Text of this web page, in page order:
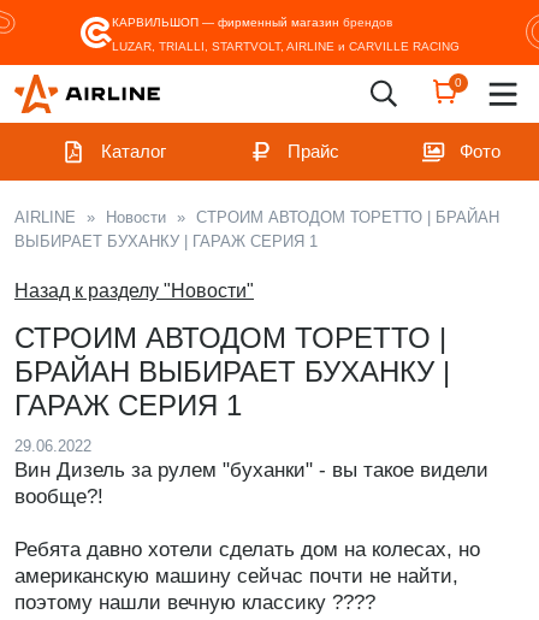
КАРВИЛЬШОП — фирменный магазин брендов
LUZAR, TRIALLI, STARTVOLT, AIRLINE и CARVILLE RACING
0
Каталог Прайс Фото
AIRLINE » Новости » СТРОИМ АВТОДОМ ТОРЕТТО | БРАЙАН
ВЫБИРАЕТ БУХАНКУ | ГАРАЖ СЕРИЯ 1
Назад к разделу "Новости"
СТРОИМ АВТОДОМ ТОРЕТТО |
БРАЙАН ВЫБИРАЕТ БУХАНКУ |
ГАРАЖ СЕРИЯ 1
29.06.2022
Вин Дизель за рулем "буханки" - вы такое видели
вообще?!
Ребята давно хотели сделать дом на колесах, но
американскую машину сейчас почти не найти,
поэтому нашли вечную классику ????